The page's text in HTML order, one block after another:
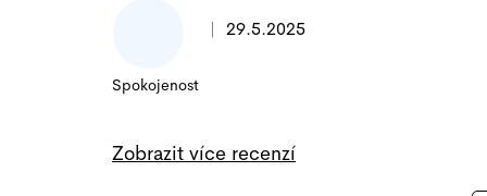
Hodnocení produktu je 5 z 5
| 29.5.2025
Spokojenost
Zobrazit více recenzí